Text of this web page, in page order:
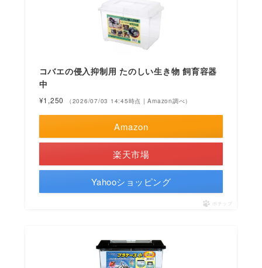
コバエの侵入抑制用 たのしい生き物 飼育容器
中
¥1,250 （2026/07/03 14:45時点 | Amazon調べ）
Amazon
楽天市場
Yahooショッピング
ポチップ